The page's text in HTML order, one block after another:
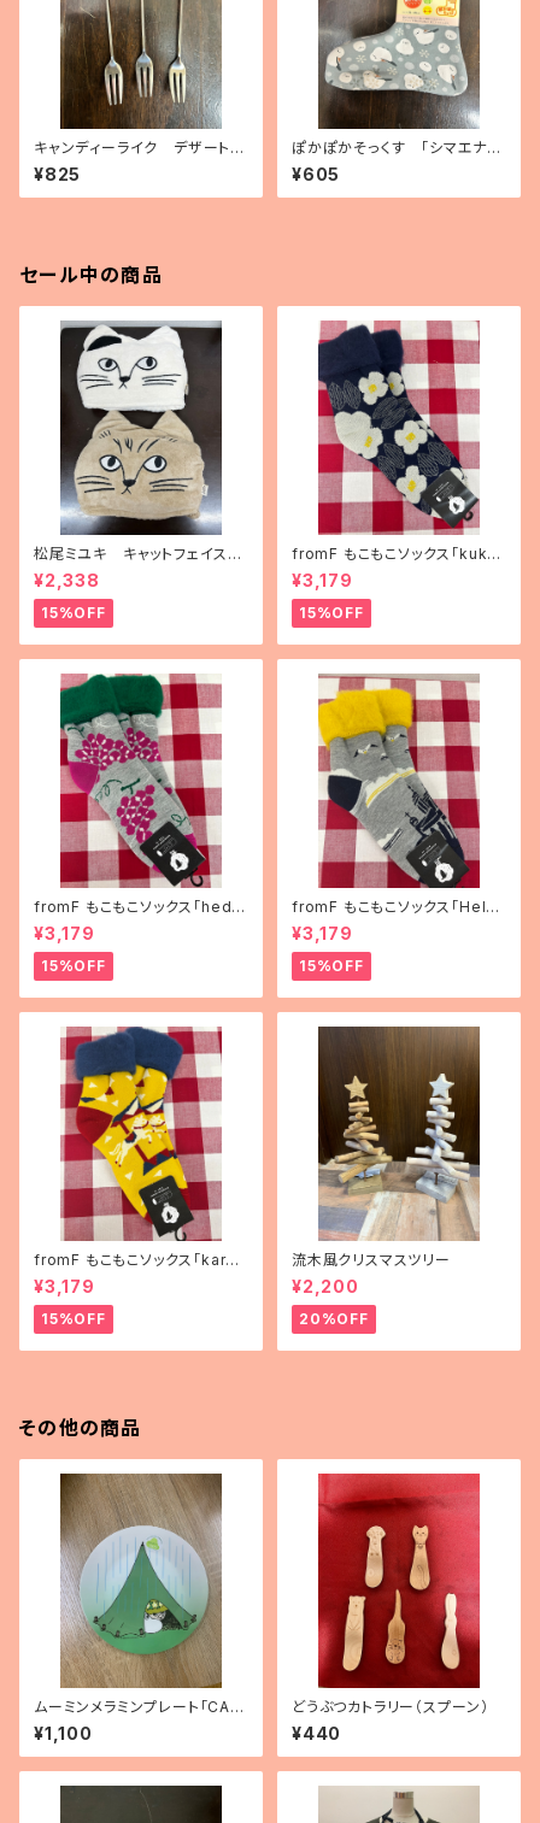
キャンディーライク デザートフ
ォーク（3種）
¥825
ぽかぽかそっくす 「シマエナ
ガ」 アンクル丈
¥605
セール中の商品
松尾ミユキ キャットフェイスブ
ランケット
¥2,338
15%OFF
fromF もこもこソックス「kukka
puutarha（花畑）」
¥3,179
15%OFF
fromF もこもこソックス「hedel
mä（果物）」
¥3,179
15%OFF
fromF もこもこソックス「Helsi
nki（ヘルシンキ）」
¥3,179
15%OFF
fromF もこもこソックス「karus
elli（メリーゴーランド）」
¥3,179
15%OFF
流木風クリスマスツリー
¥2,200
20%OFF
その他の商品
ムーミンメラミンプレート「CAM
PING」
¥1,100
どうぶつカトラリー（スプーン）
¥440